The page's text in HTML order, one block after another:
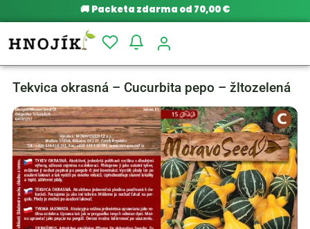
🚚 Packeta zdarma od 70,00 €
Tekvica okrasná – Cucurbita pepo – žltozelená